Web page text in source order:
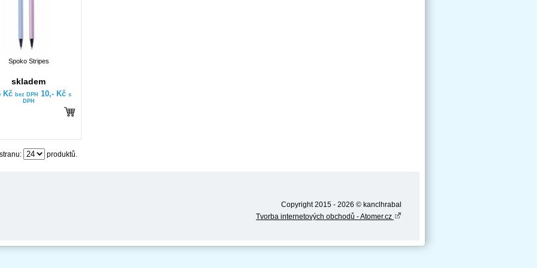
Spoko Stripes
skladem
Kč bez DPH 10,- Kč s
DPH
produktů.
Copyright 2015 - 2026 © kanclhrabal
Tvorba internetových obchodů - Atomer.cz